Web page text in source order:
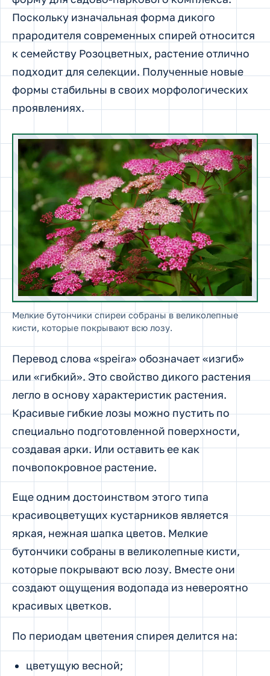
Поскольку изначальная форма дикого
прародителя современных спирей относится
к семейству Розоцветных, растение отлично
подходит для селекции. Полученные новые
формы стабильны в своих морфологических
проявлениях.
Мелкие бутончики спиреи собраны в великолепные
кисти, которые покрывают всю лозу.
Перевод слова «speira» обозначает «изгиб»
или «гибкий». Это свойство дикого растения
легло в основу характеристик растения.
Красивые гибкие лозы можно пустить по
специально подготовленной поверхности,
создавая арки. Или оставить ее как
почвопокровное растение.
Еще одним достоинством этого типа
красивоцветущих кустарников является
яркая, нежная шапка цветов. Мелкие
бутончики собраны в великолепные кисти,
которые покрывают всю лозу. Вместе они
создают ощущения водопада из невероятно
красивых цветков.
По периодам цветения спирея делится на:
цветущую весной;